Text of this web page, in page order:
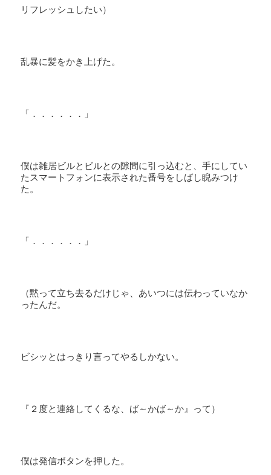
リフレッシュしたい）
乱暴に髪をかき上げた。
「．．．．．．」
僕は雑居ビルとビルとの隙間に引っ込むと、手にしてい
たスマートフォンに表示された番号をしばし睨みつけ
た。
「．．．．．．」
（黙って立ち去るだけじゃ、あいつには伝わっていなか
ったんだ。
ビシッとはっきり言ってやるしかない。
『２度と連絡してくるな、ば～かば～か』って）
僕は発信ボタンを押した。